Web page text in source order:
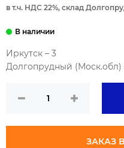
в т.ч. НДС 22%, склад
Иркутск – 3
Долгопрудный (Моск.обл)
ЗАКАЗ